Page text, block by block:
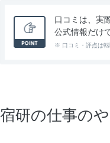
口コミは、実
公式情報だけ
※ 口コミ・評点は転
宿研の仕事の